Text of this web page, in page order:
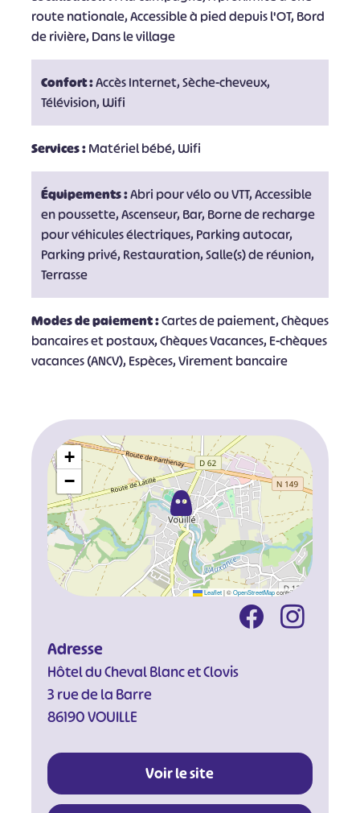
route nationale, Accessible à pied depuis l'OT, Bord
de rivière, Dans le village
Confort :Accès Internet, Sèche-cheveux,
Télévision, Wifi
Services :Matériel bébé, Wifi
Équipements :Abri pour vélo ou VTT, Accessible
en poussette, Ascenseur, Bar, Borne de recharge
pour véhicules électriques, Parking autocar,
Parking privé, Restauration, Salle(s) de réunion,
Terrasse
Modes de paiement :Cartes de paiement, Chèques
bancaires et postaux, Chèques Vacances, E-chèques
vacances (ANCV), Espèces, Virement bancaire
+
−
Leaflet |©OpenStreetMapcontributors
Adresse
Hôtel du Cheval Blanc et Clovis
3 rue de la Barre
86190 VOUILLE
Voir le site